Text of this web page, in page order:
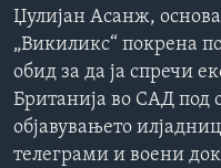
Џулијан Асанж,
„Викиликс“ покрена
обид за да ја спречи
Британија во САД под
објавувањето
телеграми и воени